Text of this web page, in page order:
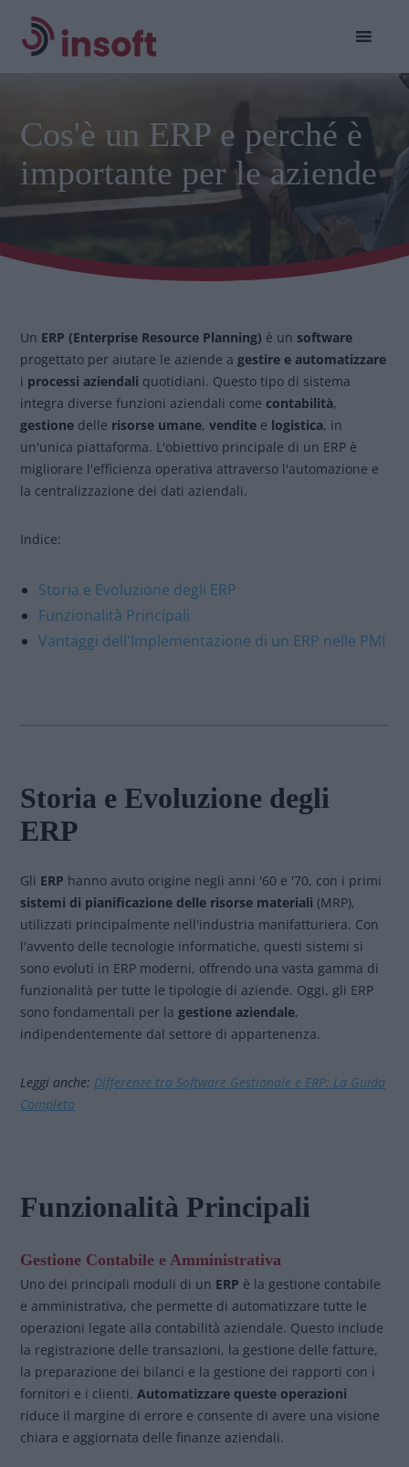
Cos'è un ERP e perché è
importante per le aziende
Un ERP (Enterprise Resource Planning) è un software
progettato per aiutare le aziende a gestire e automatizzare
i processi aziendali quotidiani. Questo tipo di sistema
integra diverse funzioni aziendali come contabilità,
gestione delle risorse umane,vendite e logistica, in
un'unica piattaforma. L'obiettivo principale di un ERP è
migliorare l'efficienza operativa attraverso l'automazione e
la centralizzazione dei dati aziendali.
Indice:
Storia e Evoluzione degli ERP
Funzionalità Principali
Vantaggi dell'Implementazione di un ERP nelle PMI
Storia e Evoluzione degli
ERP
Gli ERP hanno avuto origine negli anni '60 e '70, con i primi
sistemi di pianificazione delle risorse materiali (MRP),
utilizzati principalmente nell'industria manifatturiera. Con
l'avvento delle tecnologie informatiche, questi sistemi si
sono evoluti in ERP moderni, offrendo una vasta gamma di
funzionalità per tutte le tipologie di aziende. Oggi, gli ERP
sono fondamentali per la gestione aziendale,
indipendentemente dal settore di appartenenza.
Leggi anche: Differenze tra Software Gestionale e ERP: La Guida
Completa
Funzionalità Principali
Gestione Contabile e Amministrativa
Uno dei principali moduli di un ERP è la gestione contabile
e amministrativa, che permette di automatizzare tutte le
operazioni legate alla contabilità aziendale. Questo include
la registrazione delle transazioni, la gestione delle fatture,
la preparazione dei bilanci e la gestione dei rapporti con i
fornitori e i clienti.Automatizzare queste operazioni
riduce il margine di errore e consente di avere una visione
chiara e aggiornata delle finanze aziendali.